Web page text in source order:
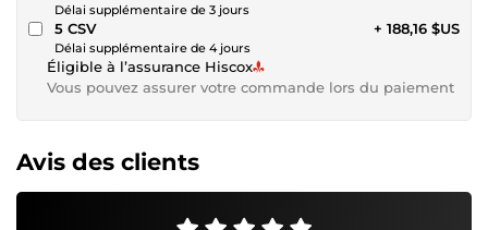
Délai supplémentaire de 3 jours
5 CSV
Délai supplémentaire de 4 jours
+ 188,16 $US
Éligible à l’assurance Hiscox
Vous pouvez assurer votre commande lors du paiement
Avis des clients